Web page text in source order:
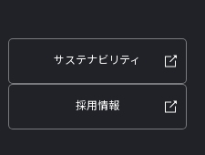
サステナビリティ
採用情報